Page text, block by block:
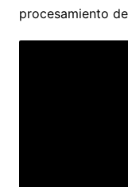
procesamiento